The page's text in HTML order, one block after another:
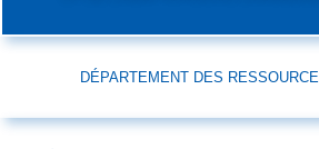
DÉPARTEMENT DES